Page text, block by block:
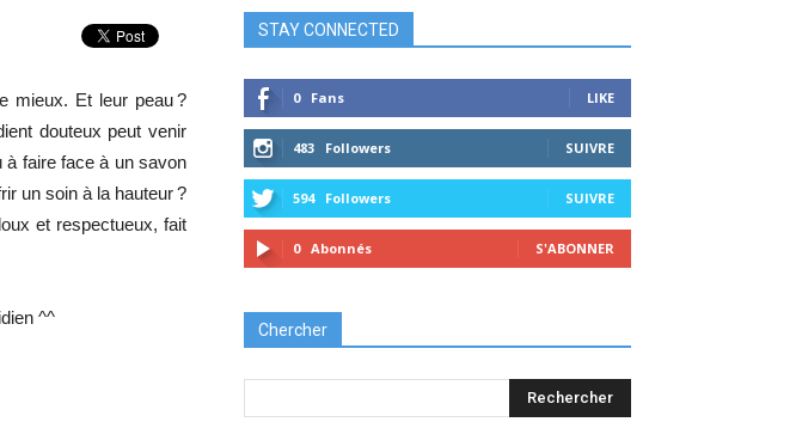
mieux. Et leur peau ?
douteux peut venir
à faire face à un savon
un soin à la hauteur ?
et respectueux, fait
^^
STAY CONNECTED
0 Fans LIKE
483 Followers SUIVRE
594 Followers SUIVRE
0 Abonnés S'ABONNER
Chercher